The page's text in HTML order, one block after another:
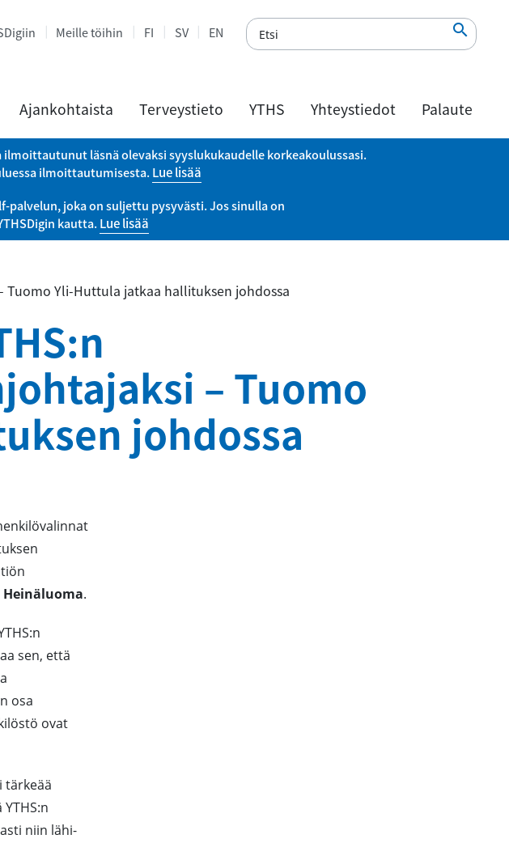
Meille töihin FI SV EN 
Ajankohtaista Terveystieto YTHS Yhteystiedot Palaute
läsnä olevaksi syyslukukaudelle korkeakoulussasi.
ilmoittautumisesta.Lue lisää
palvelun, joka on suljettu pysyvästi. Jos sinulla on
kautta.Lue lisää
Tuomo Yli-Huttula jatkaa hallituksen johdossa
– Tuomo
johdossa
Heinäluoma.
sen, että
osa
ovat
tärkeää
niin lähi-